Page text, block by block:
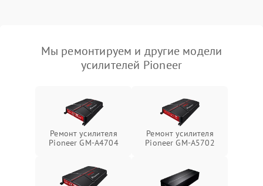
Мы ремонтируем и другие модели
усилителей Pioneer
Ремонт усилителя
Pioneer GM-A4704
Ремонт усилителя
Pioneer GM-A5702